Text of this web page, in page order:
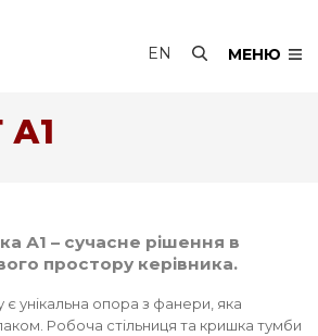
EN МЕНЮ
А1
А1 – сучасне рішення в
простору керівника.
унікальна опора з фанери, яка
Робоча стільниця та кришка тумби